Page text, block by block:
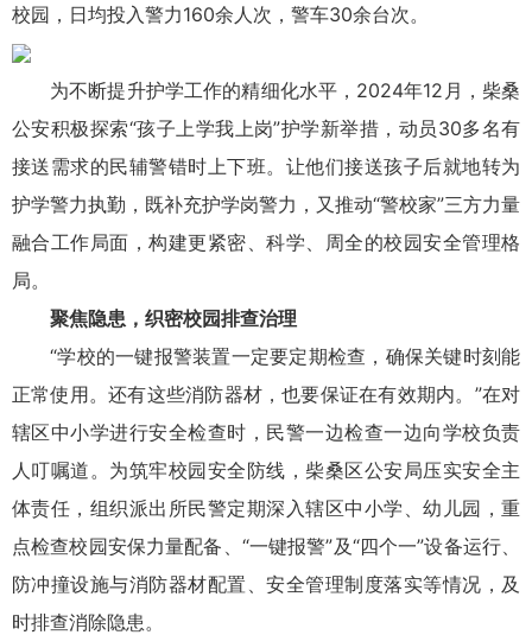
校园，日均投入警力160余人次，警车30余台次。
为不断提升护学工作的精细化水平，2024年12月，柴桑
公安积极探索“孩子上学我上岗”护学新举措，动员30多名有
接送需求的民辅警错时上下班。让他们接送孩子后就地转为
护学警力执勤，既补充护学岗警力，又推动“警校家”三方力量
融合工作局面，构建更紧密、科学、周全的校园安全管理格
局。
聚焦隐患，织密校园排查治理
“学校的一键报警装置一定要定期检查，确保关键时刻能
正常使用。还有这些消防器材，也要保证在有效期内。”在对
辖区中小学进行安全检查时，民警一边检查一边向学校负责
人叮嘱道。为筑牢校园安全防线，柴桑区公安局压实安全主
体责任，组织派出所民警定期深入辖区中小学、幼儿园，重
点检查校园安保力量配备、“一键报警”及“四个一”设备运行、
防冲撞设施与消防器材配置、安全管理制度落实等情况，及
时排查消除隐患。